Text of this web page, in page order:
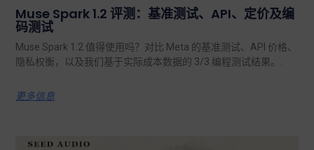
Muse Spark 1.2 评测：基准测试、API、定价及编
码测试
Muse Spark 1.2 值得使用吗？对比 Meta 的基准测试、API 价格、
隐私权衡，以及我们基于实际成本数据的 3/3 编程测试结果。.
更多信息